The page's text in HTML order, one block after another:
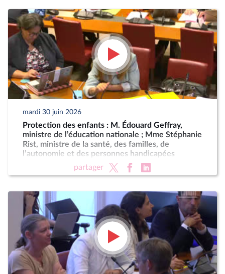
mardi 30 juin 2026
Protection des enfants : M. Édouard Geffray,
ministre de l’éducation nationale ; Mme Stéphanie
Rist, ministre de la santé, des familles, de
l’autonomie et des personnes handicapées
partager